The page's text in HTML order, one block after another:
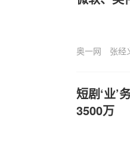
奥一网 张经
短剧‘业’
3500万